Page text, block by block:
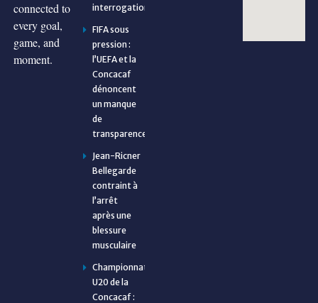
connected to
every goal,
game, and
moment.
interrogations
FIFA sous
pression :
l’UEFA et la
Concacaf
dénoncent
un manque
de
transparence
Jean-Ricner
Bellegarde
contraint à
l’arrêt
après une
blessure
musculaire
Championnat
U20 de la
Concacaf :